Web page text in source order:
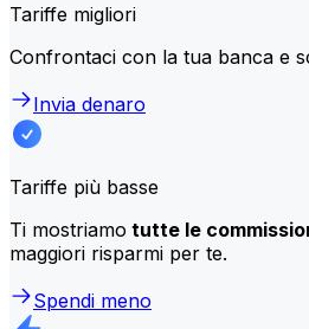
Tariffe migliori
Confrontaci con la tua banca e
Invia denaro
Tariffe più basse
Ti mostriamo tutte le
maggiori risparmi per te.
Spendi meno